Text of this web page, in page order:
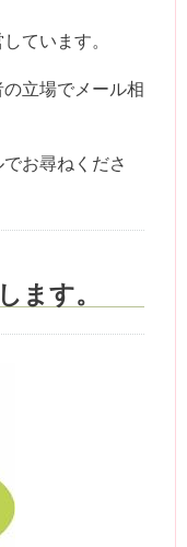
ています。
立場でメール相
お尋ねくださ
ます。